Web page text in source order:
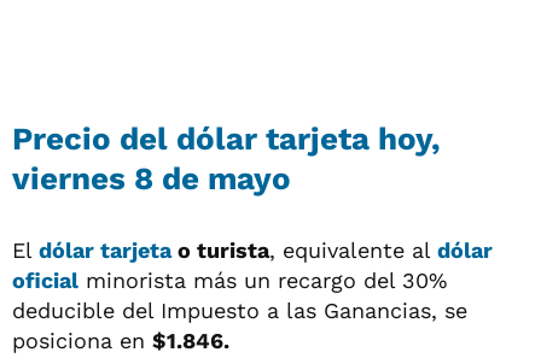
Precio del dólar tarjeta hoy,
viernes 8 de mayo
El dólar tarjetao turista, equivalente al dólar
oficial minorista más un recargo del 30%
deducible del Impuesto a las Ganancias, se
posiciona en $1.846.